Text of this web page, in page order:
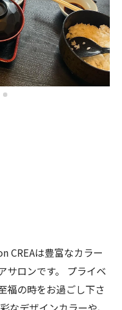
CREAは豊富なカラー
サロンです。 プライベ
福の時をお過ごし下さ